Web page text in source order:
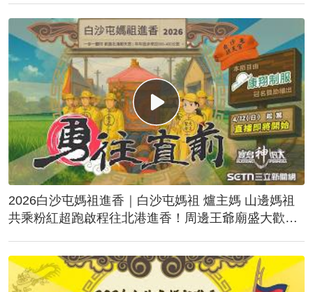
2026白沙屯媽祖進香｜白沙屯媽祖 爐主媽 山邊媽祖
共乘粉紅超跑啟程往北港進香！周邊王爺廟盛大歡